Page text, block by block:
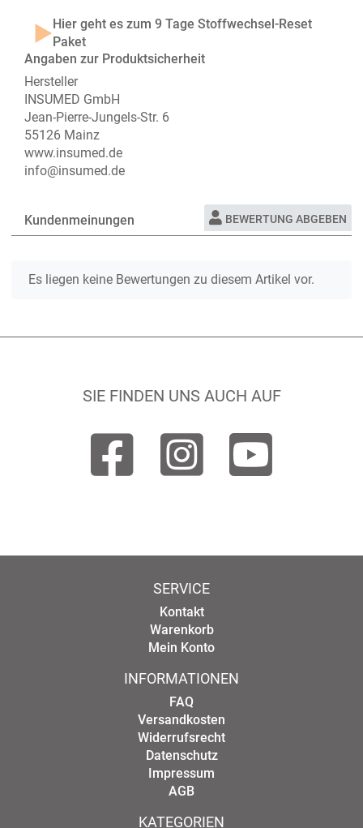
Hier geht es zum 9 Tage Stoffwechsel-Reset
Paket
Angaben zur Produktsicherheit
Hersteller
INSUMED GmbH
Jean-Pierre-Jungels-Str. 6
55126 Mainz
www.insumed.de
info@insumed.de
Kundenmeinungen BEWERTUNG ABGEBEN
Es liegen keine Bewertungen zu diesem Artikel vor.
SIE FINDEN UNS AUCH AUF
SERVICE
Kontakt
Warenkorb
Mein Konto
INFORMATIONEN
FAQ
Versandkosten
Widerrufsrecht
Datenschutz
Impressum
AGB
KATEGORIEN